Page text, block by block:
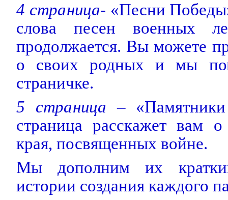
4 страница- «Песни
слова песен военных
продолжается. Вы можете
о своих родных и мы
страничке.
5 страница –
страница расскажет вам
края, посвященных войне.
Мы дополним их
истории создания каждого